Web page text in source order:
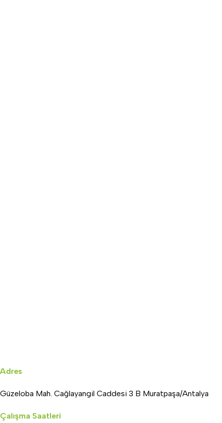
Adres
Güzeloba Mah. Cağlayangil Caddesi 3 B Muratpaşa/Antalya
Çalışma Saatleri